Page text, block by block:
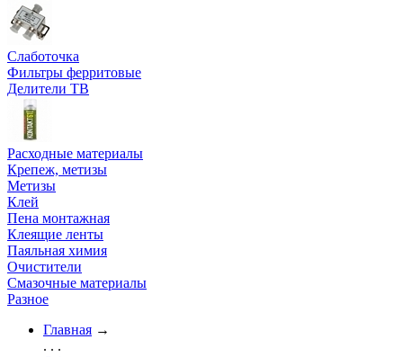
Слаботочка
Фильтры ферритовые
Делители ТВ
Расходные материалы
Крепеж, метизы
Метизы
Клей
Пена монтажная
Клеящие ленты
Паяльная химия
Очистители
Смазочные материалы
Разное
Главная →
. . .